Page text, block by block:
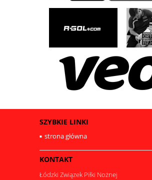
SZYBKIE LINKI
strona główna
KONTAKT
Łódzki Związek Piłki Nożnej